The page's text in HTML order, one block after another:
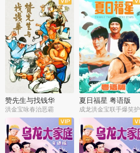
赞先生与找钱华
洪金宝咏春治恶霸
夏日福星 粤语版